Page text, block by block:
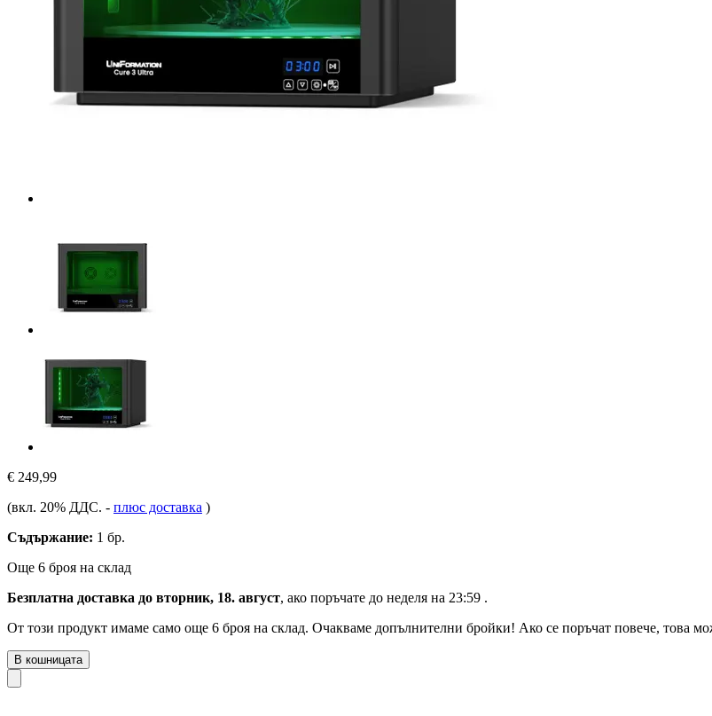
€ 249,99
(вкл. 20% ДДС. - плюс доставка )
Съдържание: 1 бр.
Още 6 броя на склад
Безплатна доставка до вторник, 18. август, ако поръчате до неделя на 23:59 .
От този продукт имаме само още 6 броя на склад. Очакваме допълнителни бройки! Ако се поръчат повече, това
В кошницата